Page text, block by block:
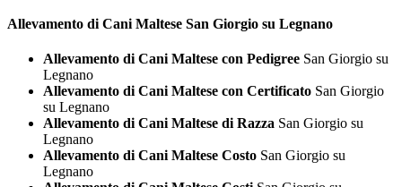
Allevamento di Cani Maltese San Giorgio su Legnano
Allevamento di Cani Maltese con Pedigree San Giorgio su
Legnano
Allevamento di Cani Maltese con Certificato San Giorgio
su Legnano
Allevamento di Cani Maltese di Razza San Giorgio su
Legnano
Allevamento di Cani Maltese Costo San Giorgio su
Legnano